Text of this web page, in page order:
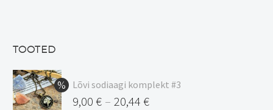
TOOTED
Lõvi sodiaagi komplekt #3
9,00 € – 20,44 €